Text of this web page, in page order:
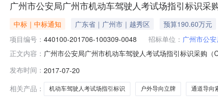
广州市公安局广州市机动车驾驶人考试场指引标识采
中标｜中标通知 广东省｜广州市｜越秀区
预算190.60万元
项目编号： 440100-201706-100309-0048 招标单位： 广州市公
正文内容： 广州市公安局广州市机动车驾驶人考试场指引标识采购
详见公告正文项目联系电话详见公告正文采购单位广州
见公告正文代理机构联系方
发布时间： 2017-07-20
相关产品：
机动车驾驶人考试场指引标识 户外导向立牌 通道导向